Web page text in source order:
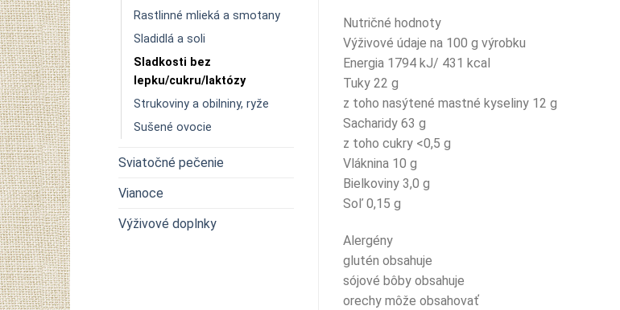
Rastlinné mlieká a smotany
Sladidlá a soli
Sladkosti bez
lepku/cukru/laktózy
Strukoviny a obilniny, ryže
Sušené ovocie
Sviatočné pečenie
Vianoce
Výživové doplnky
Nutričné hodnoty
Výživové údaje na 100 g výrobku
Energia 1794 kJ/ 431 kcal
Tuky 22 g
z toho nasýtené mastné kyseliny 12 g
Sacharidy 63 g
z toho cukry <0,5 g
Vláknina 10 g
Bielkoviny 3,0 g
Soľ 0,15 g
Alergény
glutén obsahuje
sójové bôby obsahuje
orechy môže obsahovať